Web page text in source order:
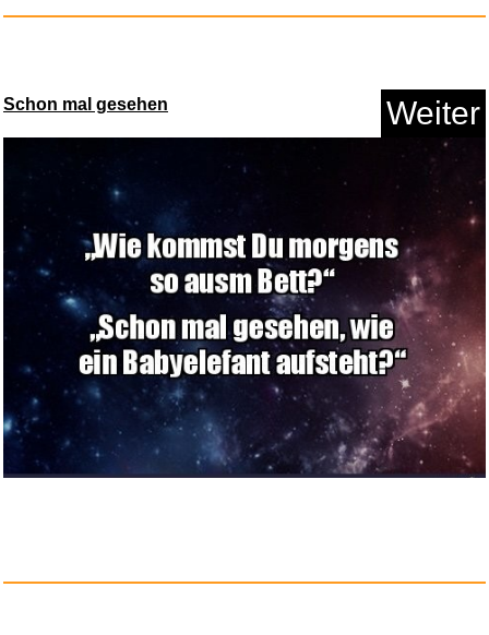
MAONO USB Gaming Mikrofon,
Anzeige
Sehawei Lichtwecke
Sonnenaufga...
Anzeige
Schon mal gesehen Weiter